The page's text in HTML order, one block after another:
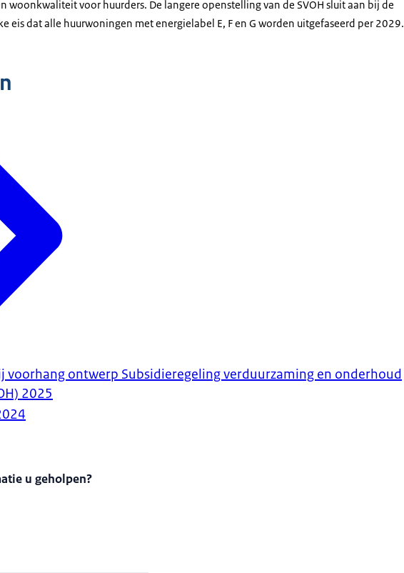
woonkwaliteit voor huurders. De langere openstelling van de SVOH sluit aan bij de
eis dat alle huurwoningen met energielabel E, F en G worden uitgefaseerd per 2029.
voorhang ontwerp Subsidieregeling verduurzaming en onderhoud
2025
u geholpen?